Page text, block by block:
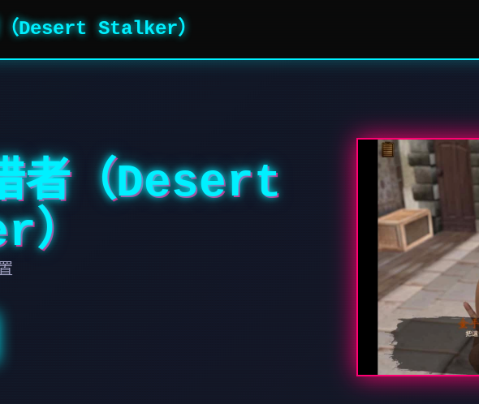
（Desert Stalker）
者（Desert